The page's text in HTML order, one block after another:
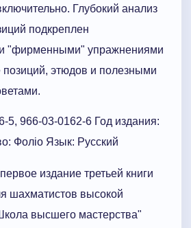
Глубокий анализ
подкреплен
"фирменными" упражнениями
этюдов и полезными
5, 966-03-0162-6 Год издания:
Фоліо Язык: Русский
издание третьей книги
шахматистов высокой
высшего мастерства"